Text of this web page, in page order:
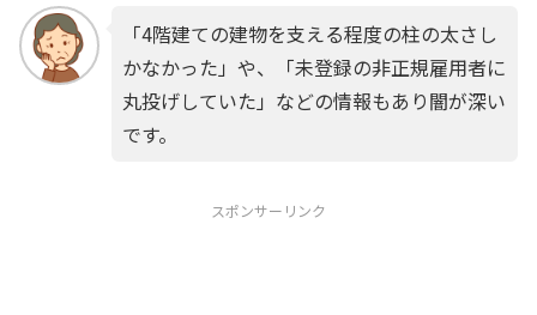
「4階建ての建物を支える程度の柱の太さし
かなかった」や、「未登録の非正規雇用者に
丸投げしていた」などの情報もあり闇が深い
です。
スポンサーリンク